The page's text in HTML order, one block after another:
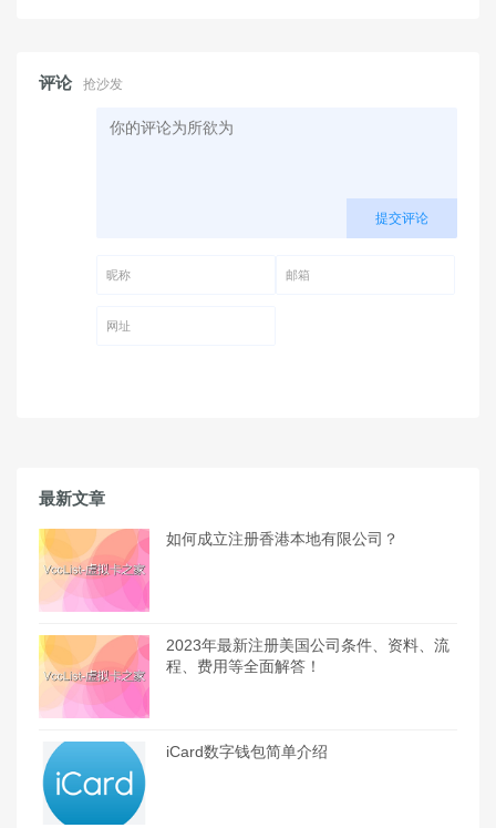
评论 抢沙发
提交评论
最新文章
如何成立注册香港本地有限公司？
2023年最新注册美国公司条件、资料、流
程、费用等全面解答！
iCard数字钱包简单介绍